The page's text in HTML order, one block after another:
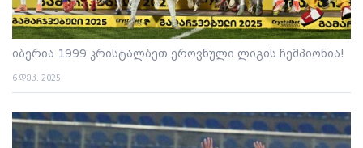
იბერია 1999 კრისტალბეთ ეროვნული ლიგის ჩემპიონია!
6 დეკ. 2025